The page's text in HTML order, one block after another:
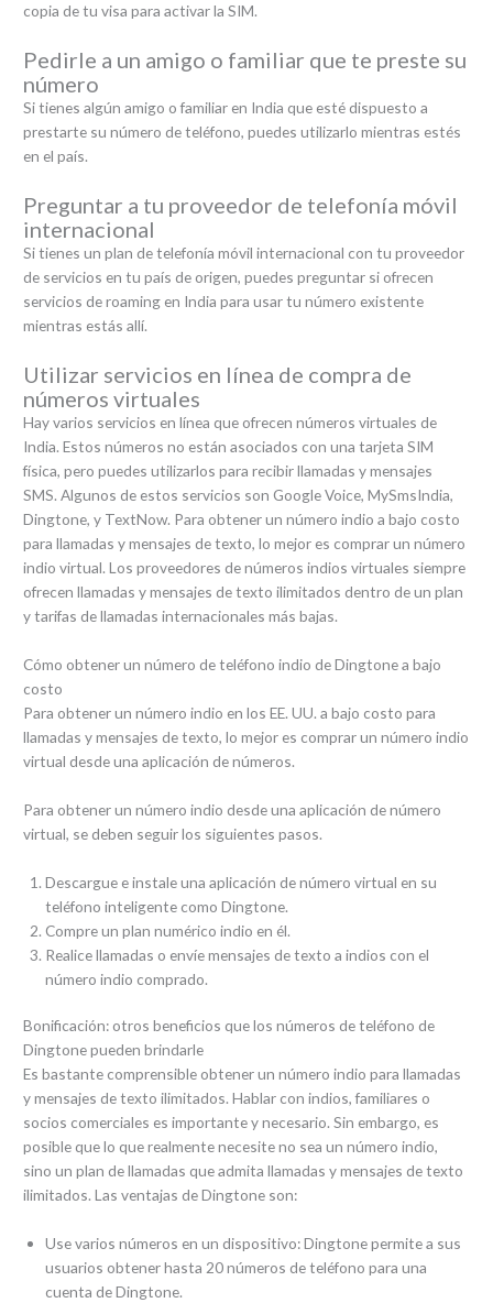
copia de tu visa para activar la SIM.
Pedirle a un amigo o familiar que te preste su
número
Si tienes algún amigo o familiar en India que esté dispuesto a
prestarte su número de teléfono, puedes utilizarlo mientras estés
en el país.
Preguntar a tu proveedor de telefonía móvil
internacional
Si tienes un plan de telefonía móvil internacional con tu proveedor
de servicios en tu país de origen, puedes preguntar si ofrecen
servicios de roaming en India para usar tu número existente
mientras estás allí.
Utilizar servicios en línea de compra de
números virtuales
Hay varios servicios en línea que ofrecen números virtuales de
India. Estos números no están asociados con una tarjeta SIM
física, pero puedes utilizarlos para recibir llamadas y mensajes
SMS. Algunos de estos servicios son Google Voice, MySmsIndia,
Dingtone, y TextNow. Para obtener un número indio a bajo costo
para llamadas y mensajes de texto, lo mejor es comprar un número
indio virtual. Los proveedores de números indios virtuales siempre
ofrecen llamadas y mensajes de texto ilimitados dentro de un plan
y tarifas de llamadas internacionales más bajas.
Cómo obtener un número de teléfono indio de Dingtone a bajo
costo
Para obtener un número indio en los EE. UU. a bajo costo para
llamadas y mensajes de texto, lo mejor es comprar un número indio
virtual desde una aplicación de números.
Para obtener un número indio desde una aplicación de número
virtual, se deben seguir los siguientes pasos.
Descargue e instale una aplicación de número virtual en su
teléfono inteligente como Dingtone.
Compre un plan numérico indio en él.
Realice llamadas o envíe mensajes de texto a indios con el
número indio comprado.
Bonificación: otros beneficios que los números de teléfono de
Dingtone pueden brindarle
Es bastante comprensible obtener un número indio para llamadas
y mensajes de texto ilimitados. Hablar con indios, familiares o
socios comerciales es importante y necesario. Sin embargo, es
posible que lo que realmente necesite no sea un número indio,
sino un plan de llamadas que admita llamadas y mensajes de texto
ilimitados. Las ventajas de Dingtone son:
Use varios números en un dispositivo: Dingtone permite a sus
usuarios obtener hasta 20 números de teléfono para una
cuenta de Dingtone.